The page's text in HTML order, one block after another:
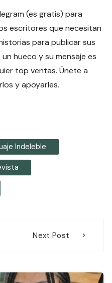
(es gratis) para
escritores que necesitan
para publicar sus
hueco y su mensaje es
top ventas. Únete a
y apoyarles.
Indeleble
Next Post